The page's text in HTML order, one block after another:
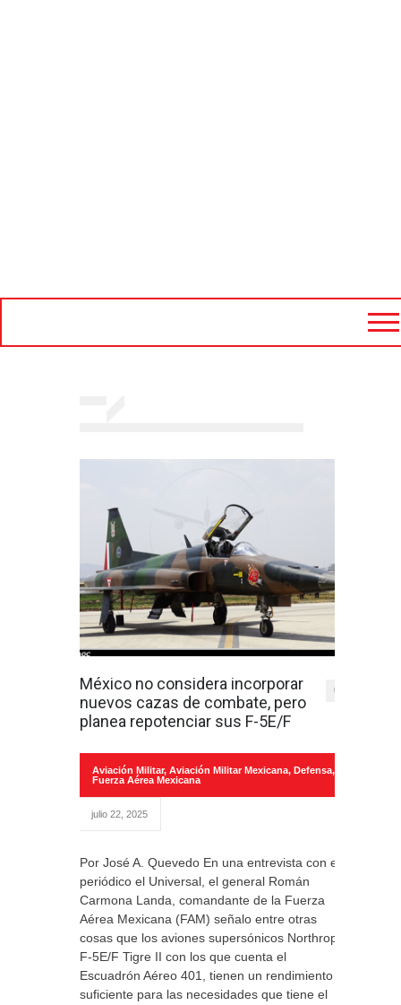
México no considera incorporar
nuevos cazas de combate, pero
planea repotenciar sus F-5E/F
0
Aviación Militar, Aviación Militar Mexicana, Defensa,
Fuerza Aérea Mexicana
julio 22, 2025
Por José A. Quevedo En una entrevista con el
periódico el Universal, el general Román
Carmona Landa, comandante de la Fuerza
Aérea Mexicana (FAM) señalo entre otras
cosas que los aviones supersónicos Northrop
F-5E/F Tigre II con los que cuenta el
Escuadrón Aéreo 401, tienen un rendimiento
suficiente para las necesidades que tiene el